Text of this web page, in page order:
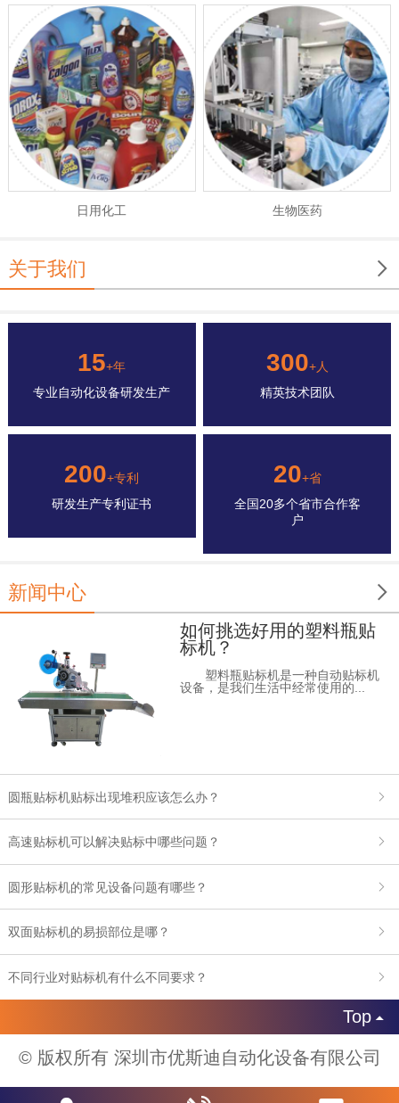
日用化工 生物医药

关于我们
15+年
专业自动化设备研发生产
300+人
精英技术团队
200+专利
研发生产专利证书
20+省
全国20多个省市合作客
户

新闻中心
如何挑选好用的塑料瓶贴
标机？
塑料瓶贴标机是一种自动贴标机
设备，是我们生活中经常使用的...
圆瓶贴标机贴标出现堆积应该怎么办？
高速贴标机可以解决贴标中哪些问题？
圆形贴标机的常见设备问题有哪些？
双面贴标机的易损部位是哪？
不同行业对贴标机有什么不同要求？
Top
© 版权所有 深圳市优斯迪自动化设备有限公司